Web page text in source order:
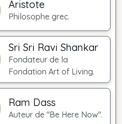
Aristote
Philosophe grec.
Sri Sri Ravi Shankar
Fondateur de la
Fondation Art of Living.
Ram Dass
Auteur de "Be Here Now".